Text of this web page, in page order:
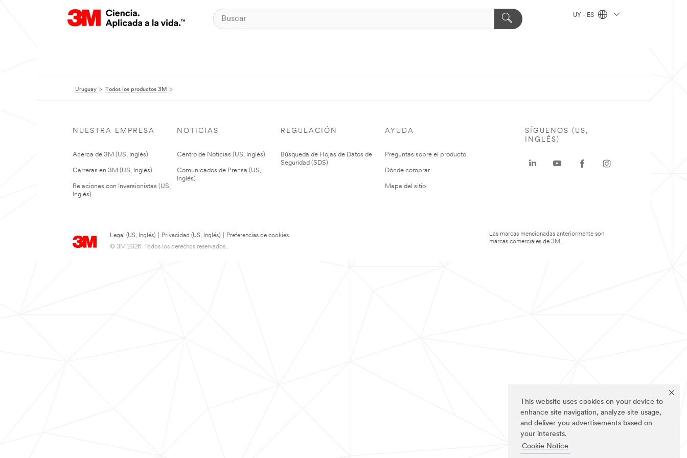
This website uses cookies on your device to
enhance site navigation, analyze site usage,
and deliver you advertisements based on
your interests.
Cookie Notice
UY - ES
Uruguay Todos los productos 3M
NUESTRA EMPRESA
Acerca de 3M (US, Inglés)
Carreras en 3M (US, Inglés)
Relaciones con Inversionistas (US,
Inglés)
NOTICIAS
Centro de Noticias (US, Inglés)
Comunicados de Prensa (US,
Inglés)
REGULACIÓN
Búsqueda de Hojas de Datos de
Seguridad (SDS)
AYUDA
Preguntas sobre el producto
Dónde comprar
Mapa del sitio
Legal (US, Inglés) Privacidad (US, Inglés)
Preferencias de cookies
© 3M 2026. Todos los derechos reservados..
SÍGUENOS (US,
INGLÉS)
Las marcas mencionadas anteriormente son
marcas comerciales de 3M.